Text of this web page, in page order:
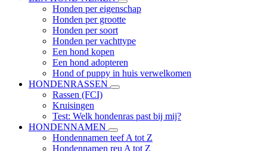
Honden per eigenschap
Honden per grootte
Honden per soort
Honden per vachttype
Een hond kopen
Een hond adopteren
Hond of puppy in huis verwelkomen
HONDENRASSEN
Rassen (FCI)
Kruisingen
Test: Welk hondenras past bij mij?
HONDENNAMEN
Hondennamen teef A tot Z
Hondennamen reu A tot Z